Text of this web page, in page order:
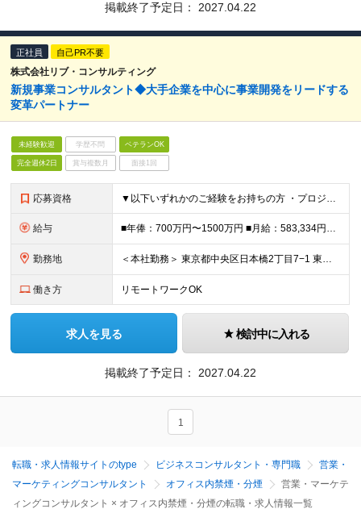
掲載終了予定日： 2027.04.22
正社員 自己PR不要
株式会社リブ・コンサルティング
新規事業コンサルタント◆大手企業を中心に事業開発をリードする
変革パートナー
未経験歓迎 学歴不問 ベテランOK
完全週休2日 賞与複数月 面接1回
応募資格 ▼以下いずれかのご経験をお持ちの方 ・プロジェクトリードのご経験（プロジェクト規模は問わない） ・エンジニア、デザイナー、PMなど様々なステークホルダーとの調整業務のご経験 ・大手企業へのソリューショ
給与 ■年俸：700万円〜1500万円 ■月給：583,334円～（年俸の12分の1） ※基本給：418,535円～ ※固定残業手当（50時間/164,799円～）含む ※超過分別途支給 ●経験・能力・前
勤務地 ＜本社勤務＞ 東京都中央区日本橋2丁目7−1 東京日本橋タワー29F ※在宅勤務・リモートワーク：相談可（在宅） 変更の範囲：会社の定める事業所（リモートワーク含む）
働き方 リモートワークOK
求人を見る 検討中に入れる
掲載終了予定日： 2027.04.22
1
転職・求人情報サイトのtype ビジネスコンサルタント・専門職
営業・
マーケティングコンサルタント
オフィス内禁煙・分煙
営業・マーケテ
ィングコンサルタント × オフィス内禁煙・分煙の転職・求人情報一覧